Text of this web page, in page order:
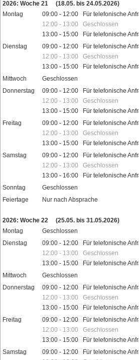
2026: Woche 21
(18.05. bis 24.05.2026)
Montag
09:00 - 12:00 Für telefonische
12:00 - 13:00 Geschlossen
13:00 - 15:00 Für telefonische
Dienstag
09:00 - 12:00 Für telefonische
12:00 - 13:00 Geschlossen
13:00 - 15:00 Für telefonische
Mittwoch
Geschlossen
Donnerstag
09:00 - 12:00 Für telefonische
12:00 - 13:00 Geschlossen
13:00 - 15:00 Für telefonische
Freitag
09:00 - 12:00 Für telefonische
12:00 - 13:00 Geschlossen
13:00 - 15:00 Für telefonische
Samstag
09:00 - 12:00 Für telefonische
12:00 - 13:00 Geschlossen
13:00 - 16:00 Für telefonische
Sonntag
Geschlossen
Feiertage
Nur nach Absprache
2026: Woche 22
(25.05. bis 31.05.2026)
Montag
Geschlossen
Dienstag
09:00 - 12:00 Für telefonische
12:00 - 13:00 Geschlossen
13:00 - 15:00 Für telefonische
Mittwoch
Geschlossen
Donnerstag
09:00 - 12:00 Für telefonische
12:00 - 13:00 Geschlossen
13:00 - 15:00 Für telefonische
Freitag
09:00 - 12:00 Für telefonische
12:00 - 13:00 Geschlossen
13:00 - 15:00 Für telefonische
Samstag
09:00 - 12:00 Für telefonische